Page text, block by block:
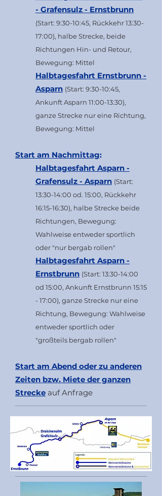
- Grafensulz - Ernstbrunn
(Start: 9:30-10:45, Rückkehr 13:30-
17:00), halbe Strecke, beide
Richtungen Hin- und Retour,
Bewegung: Mittel
Halbtagesfahrt Ernstbrunn -
Asparn (Start: 9:30-10:45,
Ankunft Asparn 11:00-13:30),
ganze Strecke nur eine Richtung,
Bewegung: Mittel
Start am Nachmittag:
Halbtagesfahrt Asparn -
Grafensulz - Asparn (Start:
13:30-14:00 od. 15:00, Rückkehr
16:15-16:30), halbe Strecke beide
Richtungen, Bewegung:
Wahlweise entweder sportlich
oder "nur bergab rollen"
Halbtagesfahrt Asparn -
Ernstbrunn (Start: 13:30-14:00
od 15:00, Ankunft Ernstbrunn 15:15
- 17:00), ganze Strecke nur eine
Richtung, Bewegung: Wahlweise
entweder sportlich oder
"großteils bergab rollen"
Start am Abend oder zu anderen
Zeiten bzw. Miete der ganzen
Strecke auf Anfrage